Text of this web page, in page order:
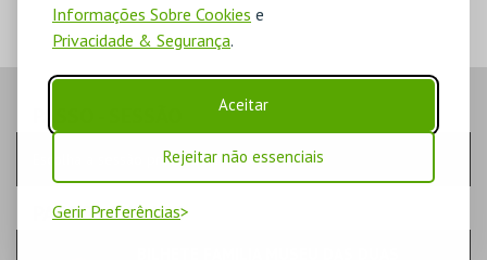
Informações Sobre Cookies e
Privacidade & Segurança.
Aceitar
Rejeitar não essenciais
Gerir Preferências
Escolha a sessão pretendida
PASSO- EVENTO